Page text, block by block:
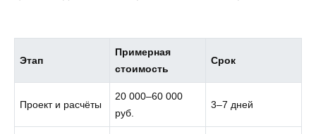
Этап
Примерная
стоимость
Срок
Проект и расчёты
20 000–60 000
руб.
3–7 дней